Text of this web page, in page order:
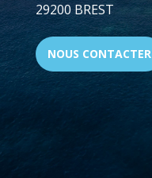
29200 BREST
NOUS CONTACTER